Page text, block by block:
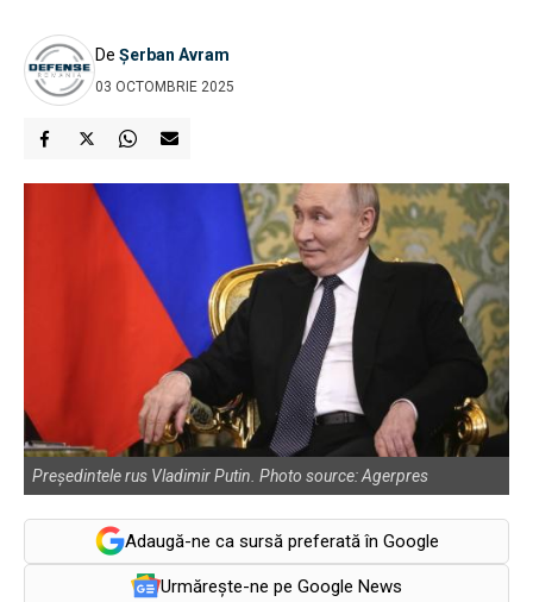
De Șerban Avram
03 OCTOMBRIE 2025
Președintele rus Vladimir Putin. Photo source: Agerpres
Adaugă-ne ca sursă preferată în Google
Urmărește-ne pe Google News